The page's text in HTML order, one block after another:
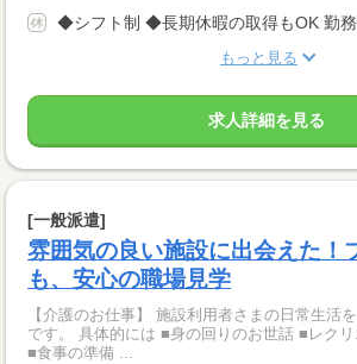
◆シフト制 ◆長期休暇の取得もOK 勤
もっと見る
求人詳細を見る
[一般派遣]
雰囲気の良い施設に出会えた！
も、安心の職場見学
【介護のお仕事】 施設利用者さまの日常生活
です。 具体的には ■身の回りのお世話 ■レクリエーションの見守り
■食事の準備 ...